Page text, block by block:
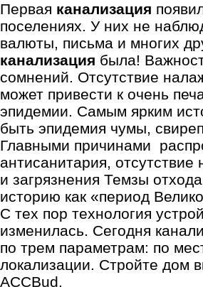
Первая канализация
поселениях. У них не
валюты, письма и многих
канализация была!
сомнений. Отсутствие
может привести к очень
эпидемии. Самым ярким
быть эпидемия чумы,
Главными причинами
антисанитария,
и загрязнения Темзы
историю как «период
С тех пор технология
изменилась. Сегодня
по трем параметрам: по
локализации. Стройте дом
ACCBud.